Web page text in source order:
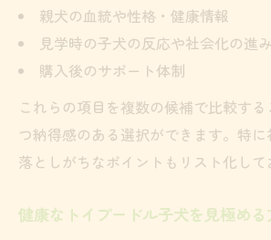
親犬の血統や性格・健康情報
見学時の子犬の反応や社会化の進
購入後のサポート体制
これらの項目を複数の候補で比較す
つ納得感のある選択ができます。特
落としがちなポイントもリスト化して
健康なトイプードル子犬を見極める